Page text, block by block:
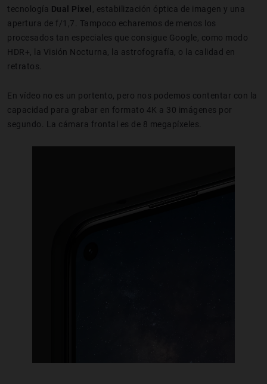
tecnología Dual Pixel
, estabilización óptica de imagen y una
apertura de f/1,7. Tampoco echaremos de menos los
procesados tan especiales que consigue Google, como modo
HDR+, la Visión Nocturna, la astrofografía, o la calidad en
retratos.
En vídeo no es un portento, pero nos podemos contentar con la
capacidad para grabar en formato 4K a 30 imágenes por
segundo. La cámara frontal es de 8 megapíxeles.